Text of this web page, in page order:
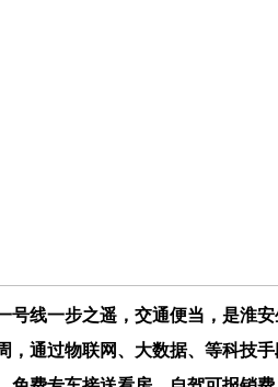
线一步之遥，交通便当，是淮
通过物联网、大数据、等科技